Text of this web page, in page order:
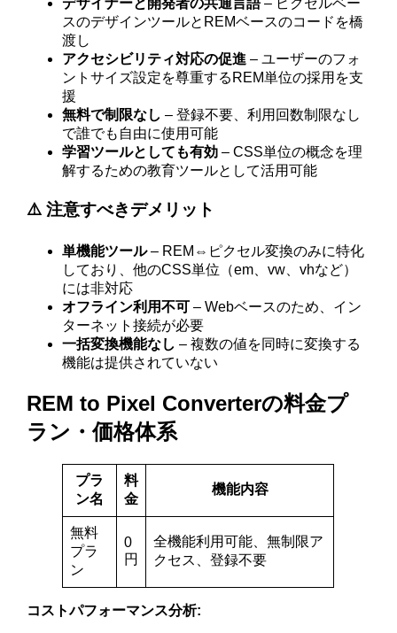
デザイナーと開発者の共通言語– ピクセルベー
スのデザインツールとREMベースのコードを橋
渡し
アクセシビリティ対応の促進 – ユーザーのフォ
ントサイズ設定を尊重するREM単位の採用を支
援
無料で制限なし – 登録不要、利用回数制限なし
で誰でも自由に使用可能
学習ツールとしても有効 – CSS単位の概念を理
解するための教育ツールとして活用可能
⚠️ 注意すべきデメリット
単機能ツール– REM⇔ピクセル変換のみに特化
しており、他のCSS単位（em、vw、vhなど）
には非対応
オフライン利用不可 – Webベースのため、イン
ターネット接続が必要
一括変換機能なし – 複数の値を同時に変換する
機能は提供されていない
REM to Pixel Converterの料金プ
ラン・価格体系
プラ
ン名
料
金
機能内容
無料
プラ
ン
0
円
全機能利用可能、無制限ア
クセス、登録不要
コストパフォーマンス分析: